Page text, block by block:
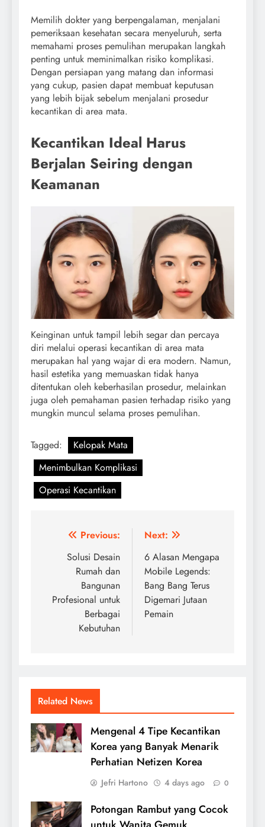
Memilih dokter yang berpengalaman, menjalani
pemeriksaan kesehatan secara menyeluruh, serta
memahami proses pemulihan merupakan langkah
penting untuk meminimalkan risiko komplikasi.
Dengan persiapan yang matang dan informasi
yang cukup, pasien dapat membuat keputusan
yang lebih bijak sebelum menjalani prosedur
kecantikan di area mata.
Kecantikan Ideal Harus
Berjalan Seiring dengan
Keamanan
Keinginan untuk tampil lebih segar dan percaya
diri melalui operasi kecantikan di area mata
merupakan hal yang wajar di era modern. Namun,
hasil estetika yang memuaskan tidak hanya
ditentukan oleh keberhasilan prosedur, melainkan
juga oleh pemahaman pasien terhadap risiko yang
mungkin muncul selama proses pemulihan.
Tagged:
Kelopak Mata
Menimbulkan Komplikasi
Operasi Kecantikan
Post
navigation
Previous:
Solusi Desain
Rumah dan
Bangunan
Profesional untuk
Berbagai
Kebutuhan
Next:
6 Alasan Mengapa
Mobile Legends:
Bang Bang Terus
Digemari Jutaan
Pemain
Related News
Mengenal 4 Tipe Kecantikan
Korea yang Banyak Menarik
Perhatian Netizen Korea
Jefri Hartono 4 days ago 0
Potongan Rambut yang Cocok